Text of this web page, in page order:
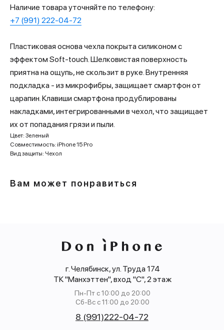
Наличие товара уточняйте по телефону:
+7 (991) 222-04-72
Пластиковая основа чехла покрыта силиконом с
эффектом Soft-touch. Шелковистая поверхность
приятна на ощупь, не скользит в руке. Внутренняя
подкладка - из микрофибры, защищает смартфон от
царапин. Клавиши смартфона продублированы
накладками, интегрированными в чехол, что защищает
их от попадания грязи и пыли.
Цвет: Зеленый
Совместимость: iPhone 15 Pro
Вид защиты: Чехол
Вам может понравиться
г. Челябинск, ул. Труда 174
ТК "Манхэттен", вход "С", 2 этаж
Пн-Пт с 10:00 до 20:00
Сб-Вс с 11:00 до 20:00
8 (991)222-04-72